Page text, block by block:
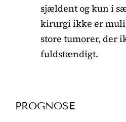
sjældent og kun i
kirurgi ikke er
store tumorer, der
fuldstændigt.
PROGNOSE